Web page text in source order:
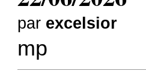
par excelsior
mp